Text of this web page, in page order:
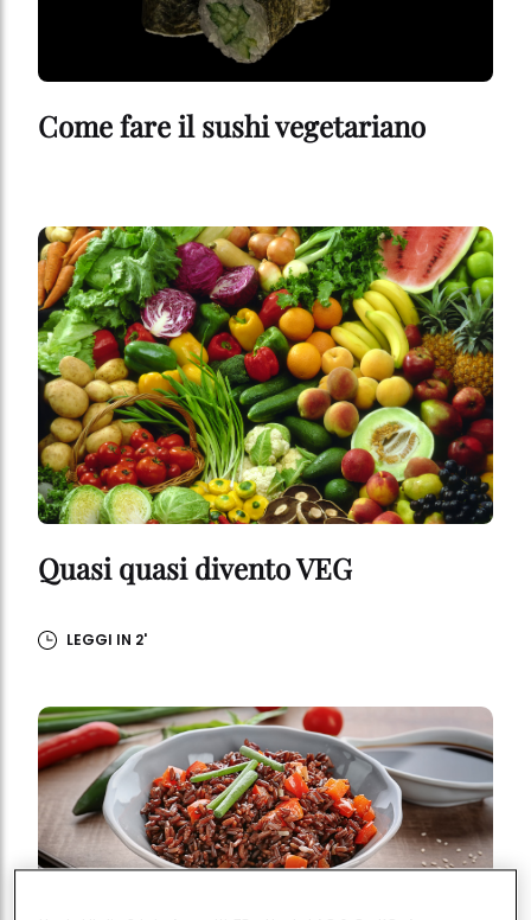
Come fare il sushi vegetariano
Quasi quasi divento VEG
LEGGI IN 2'